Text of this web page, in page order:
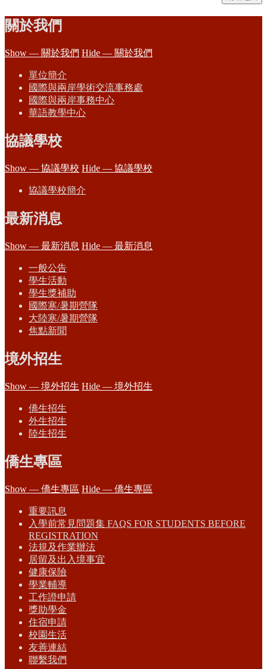
關於我們
Show — 關於我們 Hide — 關於我們
單位簡介
國際與兩岸學術交流事務處
國際與兩岸事務中心
華語教學中心
協議學校
Show — 協議學校 Hide — 協議學校
協議學校簡介
最新消息
Show — 最新消息 Hide — 最新消息
一般公告
學生活動
學生獎補助
國際寒/暑期營隊
大陸寒/暑期營隊
焦點新聞
境外招生
Show — 境外招生 Hide — 境外招生
僑生招生
外生招生
陸生招生
僑生專區
Show — 僑生專區 Hide — 僑生專區
重要訊息
入學前常見問題集 FAQS FOR STUDENTS BEFORE
REGISTRATION
法規及作業辦法
居留及出入境事宜
健康保險
學業輔導
工作證申請
獎助學金
住宿申請
校園生活
友善連結
聯繫我們